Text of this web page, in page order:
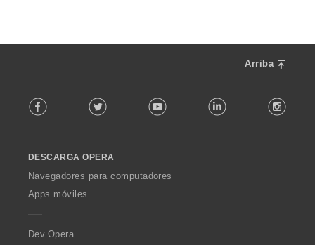
Arriba
o
w
O
p
a
Facebook Twitter Youtube LinkedIn
DESCARGA OPERA
Navegadores para computadores
Apps móviles
Dev.Opera